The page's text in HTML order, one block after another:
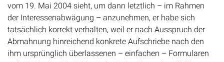
vom 19. Mai 2004 sieht, um dann letztlich – im Rahmen
der Interessenabwägung – anzunehmen, er habe sich
tatsächlich korrekt verhalten, weil er nach Ausspruch der
Abmahnung hinreichend konkrete Aufschriebe nach den
ihm ursprünglich überlassenen – einfachen – Formularen